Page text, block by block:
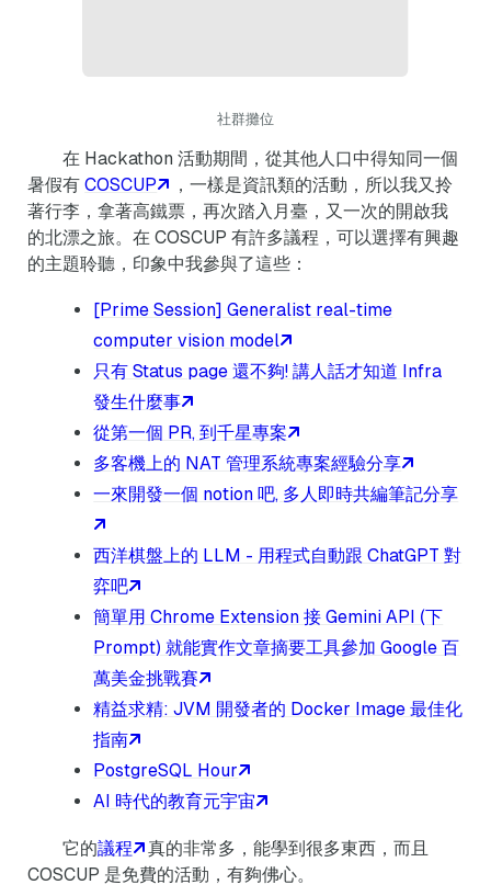
社群攤位
在 Hackathon 活動期間，從其他人口中得知同一個
暑假有COSCUP
，一樣是資訊類的活動，所以我又拎
著行李，拿著高鐵票，再次踏入月臺，又一次的開啟我
的北漂之旅。在 COSCUP 有許多議程，可以選擇有興趣
的主題聆聽，印象中我參與了這些：
[Prime Session] Generalist real-time
computer vision model
只有 Status page 還不夠! 講人話才知道 Infra
發生什麼事
從第一個 PR, 到千星專案
多客機上的 NAT 管理系統專案經驗分享
一來開發一個 notion 吧, 多人即時共編筆記分享
西洋棋盤上的 LLM - 用程式自動跟 ChatGPT 對
弈吧
簡單用 Chrome Extension 接 Gemini API (下
Prompt) 就能實作文章摘要工具參加 Google 百
萬美金挑戰賽
精益求精: JVM 開發者的 Docker Image 最佳化
指南
PostgreSQL Hour
AI 時代的教育元宇宙
它的議程
真的非常多，能學到很多東西，而且
COSCUP 是免費的活動，有夠佛心。